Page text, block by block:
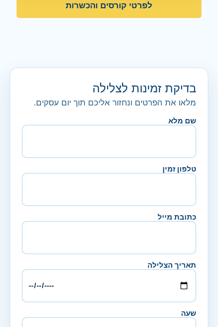
לפרטי קורסים והכשרות
בדיקת זמינות לצלילה
מלאו את הפרטים ונחזור אליכם תוך יום עסקים.
שם מלא
טלפון זמין
כתובת מייל
תאריך הצלילה
שעה